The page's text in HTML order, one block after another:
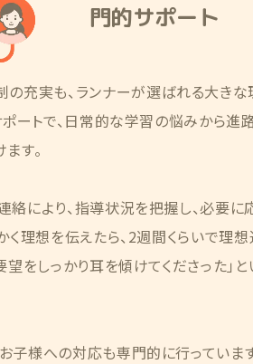
門的サポート
充実も、ランナーが選ばれる大きな
ートで、日常的な学習の悩みから進
す。
により、指導状況を把握し、必要に
く理想を伝えたら、2週間くらいで理
望をしっかり耳を傾けてくださった」
様への対応も専門的に行っています